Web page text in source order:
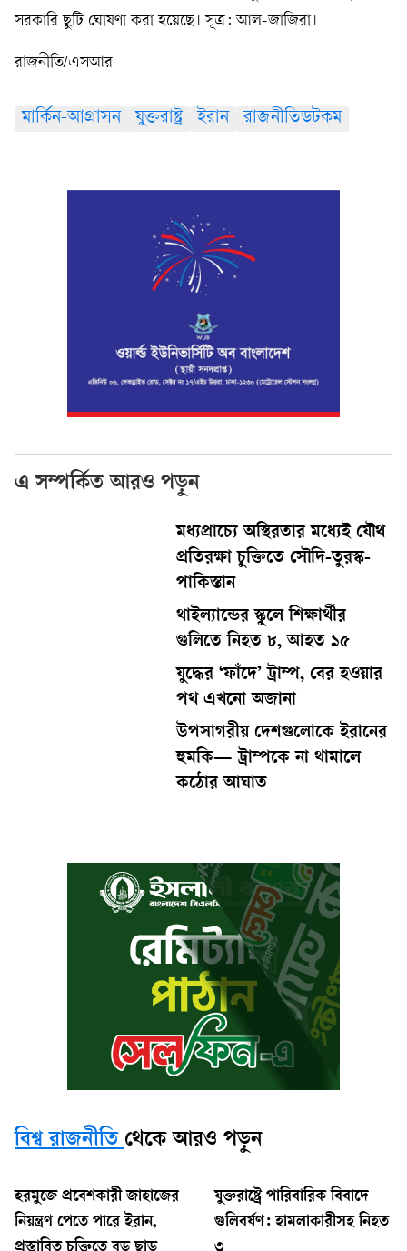
সরকারি ছুটি ঘোষণা করা হয়েছে। সূত্র: আল-জাজিরা।
রাজনীতি/এসআর
মার্কিন-আগ্রাসন যুক্তরাষ্ট্র ইরান রাজনীতিডটকম
এ সম্পর্কিত আরও পড়ুন
মধ্যপ্রাচ্যে অস্থিরতার মধ্যেই যৌথ
প্রতিরক্ষা চুক্তিতে সৌদি-তুরস্ক-
পাকিস্তান
থাইল্যান্ডের স্কুলে শিক্ষার্থীর
গুলিতে নিহত ৮, আহত ১৫
যুদ্ধের ‘ফাঁদে’ ট্রাম্প, বের হওয়ার
পথ এখনো অজানা
উপসাগরীয় দেশগুলোকে ইরানের
হুমকি— ট্রাম্পকে না থামালে
কঠোর আঘাত
বিশ্ব রাজনীতি থেকে আরও পড়ুন
হরমুজে প্রবেশকারী জাহাজের
নিয়ন্ত্রণ পেতে পারে ইরান,
যুক্তরাষ্ট্রে পারিবারিক বিবাদে
গুলিবর্ষণ: হামলাকারীসহ নিহত